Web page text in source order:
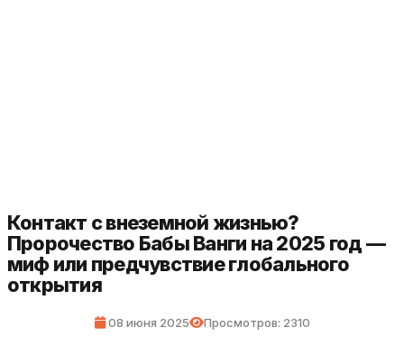
Контакт с внеземной жизнью?
Пророчество Бабы Ванги на 2025 год —
миф или предчувствие глобального
открытия
08 июня 2025 Просмотров: 2310